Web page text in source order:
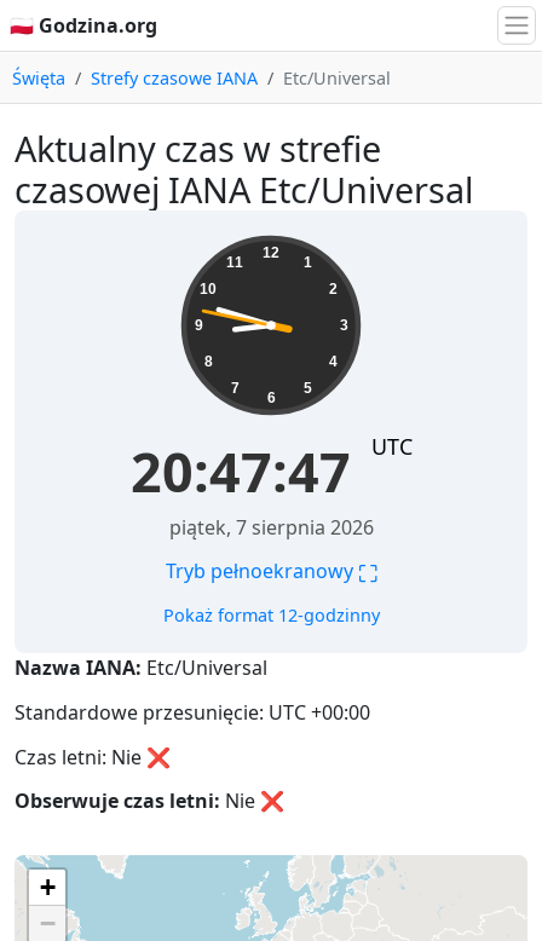
🇵🇱 Godzina.org
Święta Strefy czasowe IANA Etc/Universal
Aktualny czas w strefie
czasowej IANA Etc/Universal
12
1
2
3
4
5
6
7
8
9
10
11
20:47:48 UTC
piątek, 7 sierpnia 2026
Tryb pełnoekranowy ⛶
Pokaż format 12-godzinny
Nazwa IANA: Etc/Universal
Standardowe przesunięcie: UTC +00:00
Czas letni: Nie ❌
Obserwuje czas letni: Nie ❌
+
−